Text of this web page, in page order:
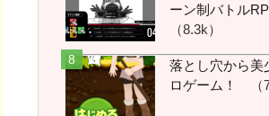
わら猫 :握りつぶすほどい
いってことか
す :こさん！！こんにち
は！
荒らし :バイバイ
ーン制バトル
（8.3k）
落とし穴から美
ロゲーム！
（